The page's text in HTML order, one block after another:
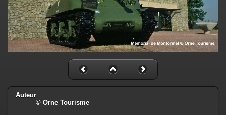
Auteur
© Orne Tourisme